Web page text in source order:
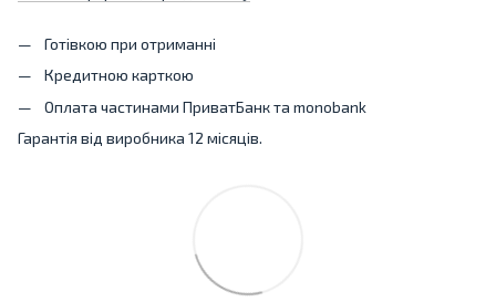
Готівкою при отриманні
Кредитною карткою
Оплата частинами ПриватБанк та monobank
Гарантія від виробника 12 місяців.